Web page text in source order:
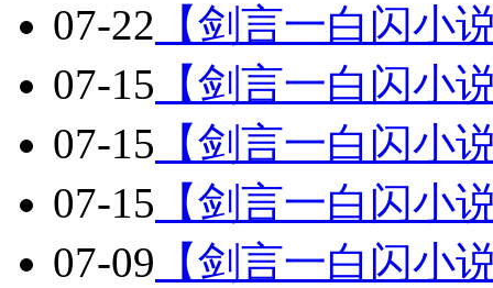
07-22 【剑言一白闪小
07-15 【剑言一白闪小
07-15 【剑言一白闪小
07-15 【剑言一白闪小
07-09 【剑言一白闪小